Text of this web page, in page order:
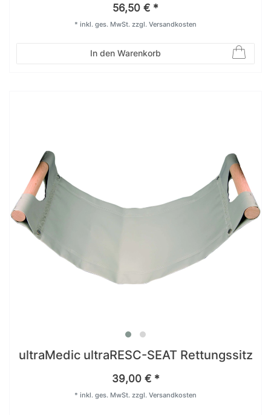
56,50 € *
In den Warenkorb
* inkl. ges. MwSt. zzgl. Versandkosten
ultraMedic ultraRESC-SEAT Rettungssitz
39,00 € *
* inkl. ges. MwSt. zzgl. Versandkosten